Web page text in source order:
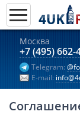
Москва
+7 (495) 662-
Telegram:
E-mail:
Актуальные
Компании в
Английские
Киргизия